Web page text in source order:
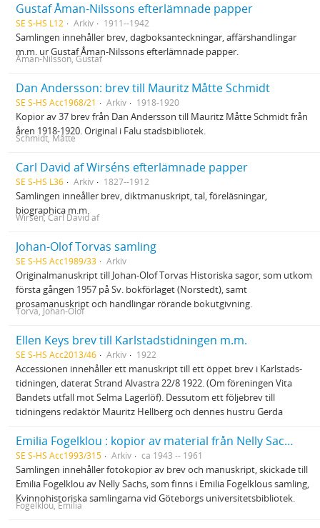
Gustaf Åman-Nilssons efterlämnade papper
SE S-HS L12 Arkiv 1911--1942
Samlingen innehåller brev, dagboksanteckningar, affärshandlingar
m.m. ur Gustaf Åman-Nilssons efterlämnade papper.
Åman-Nilsson, Gustaf
Dan Andersson: brev till Mauritz Måtte Schmidt
SE S-HS Acc1968/21 Arkiv 1918-1920
Kopior av 37 brev från Dan Andersson till Mauritz Måtte Schmidt från
åren 1918-1920. Original i Falu stadsbibliotek.
Schmidt, Måtte
Carl David af Wirséns efterlämnade papper
SE S-HS L36 Arkiv 1827--1912
Samlingen inneåller brev, diktmanuskript, tal, föreläsningar,
biographica m.m.
Wirsén, Carl David af
Johan-Olof Torvas samling
SE S-HS Acc1989/33 Arkiv
Originalmanuskript till Johan-Olof Torvas Historiska sagor, som utkom
första gången 1957 på Sv. bokförlaget (Norstedt), samt
prosamanuskript och handlingar rörande bokutgivning.
Torva, Johan-Olof
Ellen Keys brev till Karlstadstidningen m.m.
SE S-HS Acc2013/46 Arkiv 1922
Accessionen innehåller ett manuskript till ett öppet brev i Karlstads-
tidningen, daterat Strand Alvastra 22/8 1922. (Om föreningen Vita
Bandets utfall mot Selma Lagerlöf). Dessutom ett följebrev till
tidningens redaktör Mauritz Hellberg och dennes hustru Gerda
Emilia Fogelklou : kopior av material från Nelly Sachs
SE S-HS Acc1993/315 Arkiv ca 1943 -- 1961
Samlingen innehåller fotokopior av brev och manuskript, skickade till
Emilia Fogelklou av Nelly Sachs, som finns i Emilia Fogelklous samling,
Kvinnohistoriska samlingarna vid Göteborgs universitetsbibliotek.
Fogelklou, Emilia